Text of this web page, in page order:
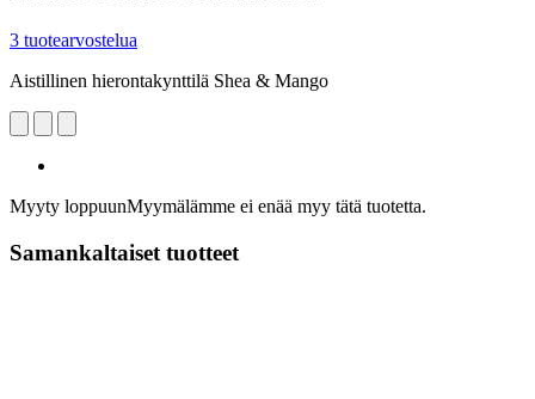
3 tuotearvostelua
Aistillinen hierontakynttilä Shea & Mango
Myyty loppuunMyymälämme ei enää myy tätä tuotetta.
Samankaltaiset tuotteet